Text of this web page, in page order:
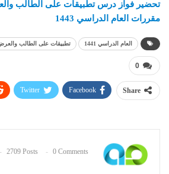
تحضير فواز درس تطبيقات على الطالب
مقررات العام الدراسي 1443
العام الدراسي 1441 تطبيقات على الطالب
0
Share
Facebook
Twitter
2709 Posts 0 Comments